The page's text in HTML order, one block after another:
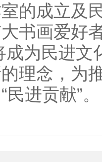
的成立及
书画爱好
为民进文
理念，为
进贡献”。